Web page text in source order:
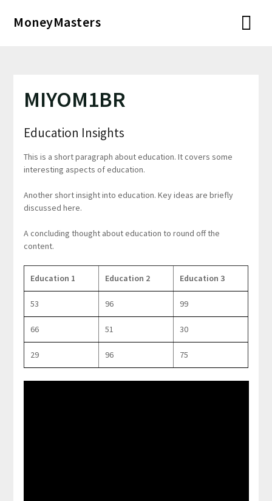
MoneyMasters
MIYOM1BR
Education Insights
This is a short paragraph about education. It covers some
interesting aspects of education.
Another short insight into education. Key ideas are briefly
discussed here.
A concluding thought about education to round off the
content.
Education 1 Education 2 Education 3
53 96 99
66 51 30
29 96 75